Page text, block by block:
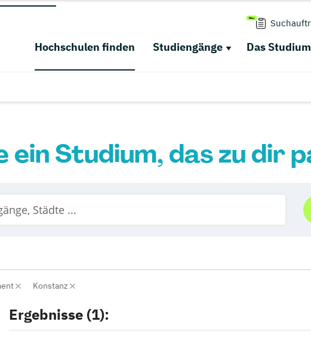
Hochschulen finden Studiengänge Das Studium
ein Studium, das zu dir
Konstanz
Ergebnisse (1):